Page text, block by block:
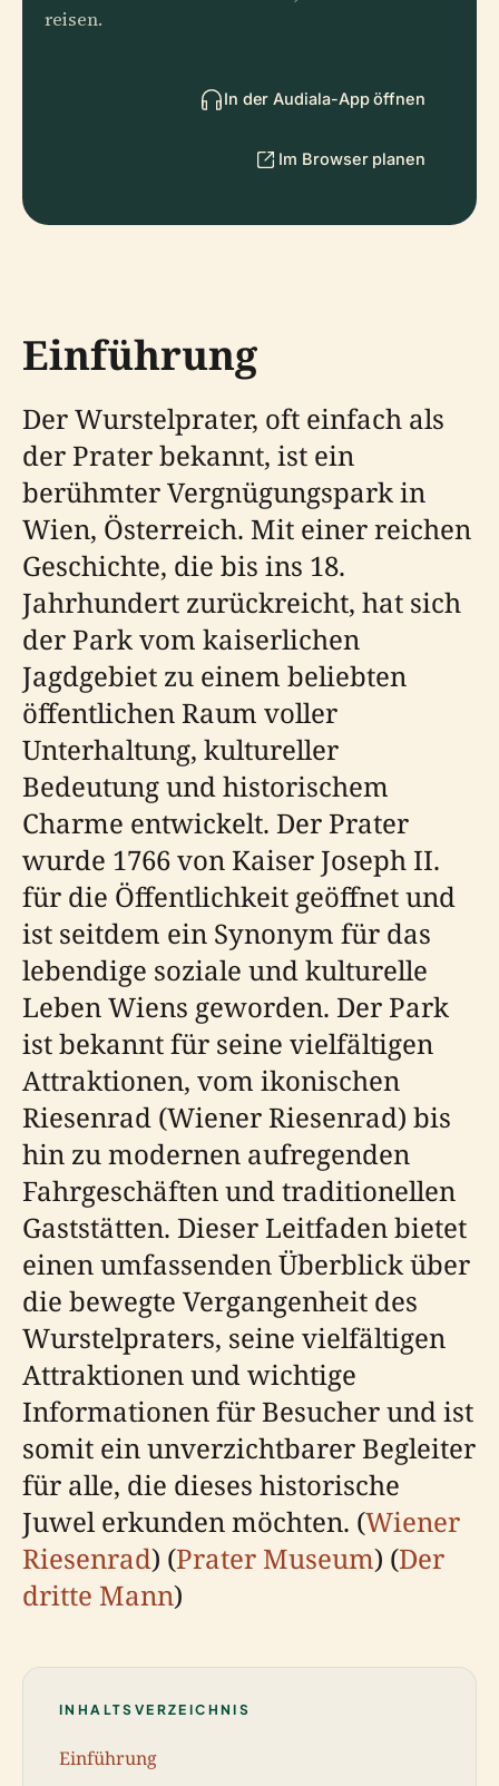
reisen.
In der Audiala-App öffnen
Im Browser planen
Einführung
Der Wurstelprater, oft einfach als
der Prater bekannt, ist ein
berühmter Vergnügungspark in
Wien, Österreich. Mit einer reichen
Geschichte, die bis ins 18.
Jahrhundert zurückreicht, hat sich
der Park vom kaiserlichen
Jagdgebiet zu einem beliebten
öffentlichen Raum voller
Unterhaltung, kultureller
Bedeutung und historischem
Charme entwickelt. Der Prater
wurde 1766 von Kaiser Joseph II.
für die Öffentlichkeit geöffnet und
ist seitdem ein Synonym für das
lebendige soziale und kulturelle
Leben Wiens geworden. Der Park
ist bekannt für seine vielfältigen
Attraktionen, vom ikonischen
Riesenrad (Wiener Riesenrad) bis
hin zu modernen aufregenden
Fahrgeschäften und traditionellen
Gaststätten. Dieser Leitfaden bietet
einen umfassenden Überblick über
die bewegte Vergangenheit des
Wurstelpraters, seine vielfältigen
Attraktionen und wichtige
Informationen für Besucher und ist
somit ein unverzichtbarer Begleiter
für alle, die dieses historische
Juwel erkunden möchten. (Wiener
Riesenrad) (Prater Museum) (Der
dritte Mann)
INHALTSVERZEICHNIS
Einführung